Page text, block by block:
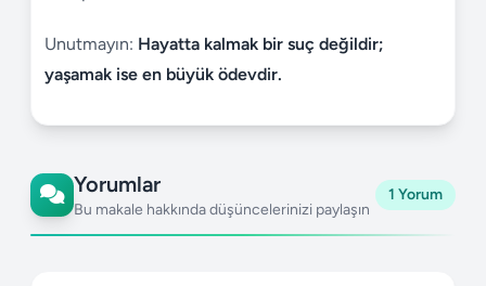
Unutmayın: Hayatta kalmak bir suç değildir;
yaşamak ise en büyük ödevdir.
Yorumlar
Bu makale hakkında düşüncelerinizi paylaşın
1 Yorum